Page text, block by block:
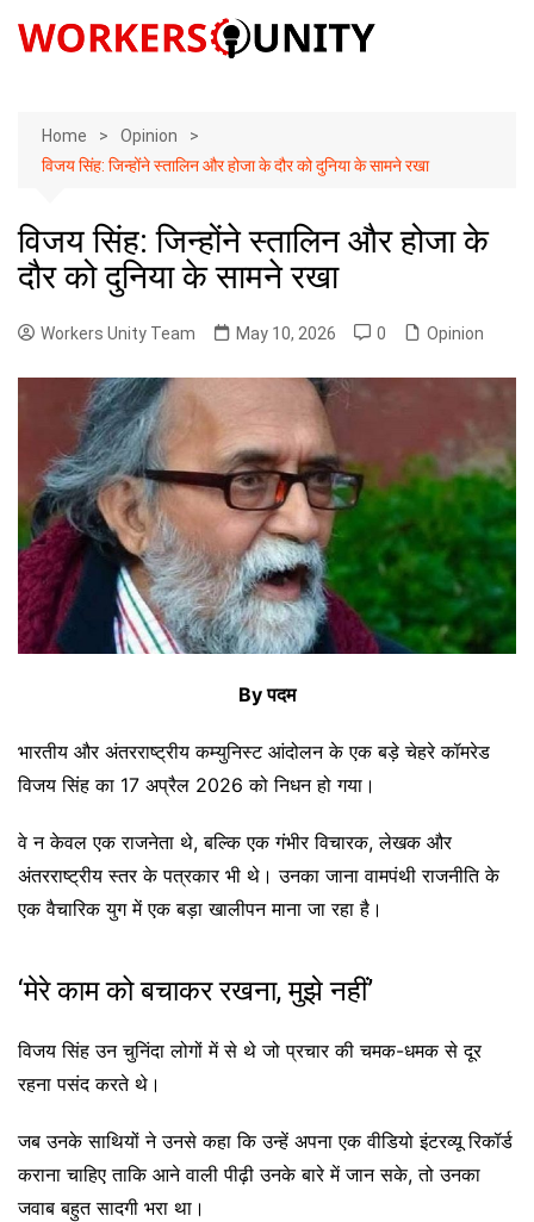
Home
Opinion
विजय सिंह: जिन्होंने स्तालिन और होजा के दौर को दुनिया के सामने रखा
विजय सिंह: जिन्होंने स्तालिन और होजा के
दौर को दुनिया के सामने रखा
Workers Unity Team May 10, 2026 0 Opinion
By पदम
भारतीय और अंतरराष्ट्रीय कम्युनिस्ट आंदोलन के एक बड़े चेहरे कॉमरेड
विजय सिंह का 17 अप्रैल 2026 को निधन हो गया।
वे न केवल एक राजनेता थे, बल्कि एक गंभीर विचारक, लेखक और
अंतरराष्ट्रीय स्तर के पत्रकार भी थे। उनका जाना वामपंथी राजनीति के
एक वैचारिक युग में एक बड़ा खालीपन माना जा रहा है।
‘मेरे काम को बचाकर रखना, मुझे नहीं’
विजय सिंह उन चुनिंदा लोगों में से थे जो प्रचार की चमक-धमक से दूर
रहना पसंद करते थे।
जब उनके साथियों ने उनसे कहा कि उन्हें अपना एक वीडियो इंटरव्यू रिकॉर्ड
कराना चाहिए ताकि आने वाली पीढ़ी उनके बारे में जान सके, तो उनका
जवाब बहुत सादगी भरा था।